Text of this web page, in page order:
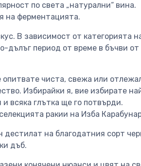
по света „натурални“ вина.
на ферментацията.
В зависимост от категорията
период от време в бъчви от
опитвате чиста, свежа или
Избирайки я, вие избирате
всяка глътка ще го потвърди.
ракии на Изба
на благодатния сорт
дъб.